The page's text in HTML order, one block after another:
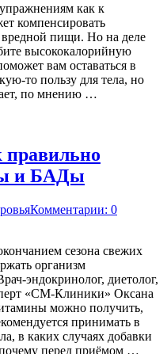
как к
компенсировать
вредной пищи. Но на деле
высококалорийную
вам оставаться в
то пользу для тела, но
по мнению …
правильно
и БАДы
Комментарии: 0
сезона свежих
организм
эндокринолог, диетолог,
«СМ-Клиники» Оксана
можно получить,
принимать в
в каких случаях добавки
перед приёмом …